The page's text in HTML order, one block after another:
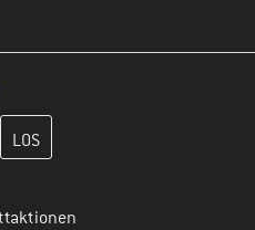
und erstelle im nächsten